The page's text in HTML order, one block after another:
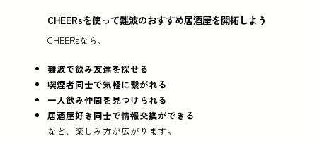
CHEERsを使って難波のおすすめ居酒屋を開拓しよう
CHEERsなら、
難波で飲み友達を探せる
喫煙者同士で気軽に繋がれる
一人飲み仲間を見つけられる
居酒屋好き同士で情報交換ができる
など、楽しみ方が広がります。